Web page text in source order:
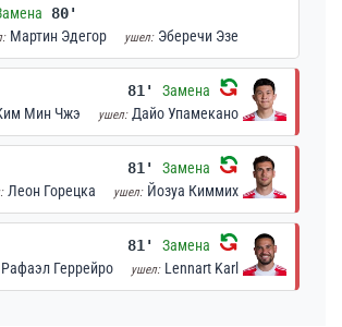
80'
Мартин Эдегор ушел: Эберечи Эзе
81' Замена
Мин Чжэ ушел: Дайо Упамекано
81' Замена
Леон Горецка ушел: Йозуа Киммих
81' Замена
Рафаэл Геррейро ушел: Lennart Karl